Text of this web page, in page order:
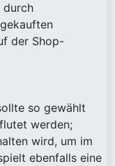
durch
der Shop-
so gewählt
werden;
wird, um im
ebenfalls eine